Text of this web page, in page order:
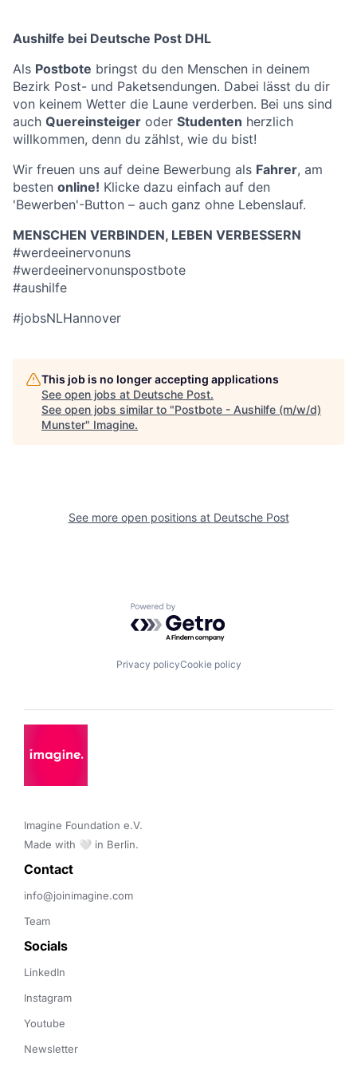
Aushilfe bei Deutsche Post DHL
Als Postbote bringst du den Menschen in deinem
Bezirk Post- und Paketsendungen. Dabei lässt du dir
von keinem Wetter die Laune verderben. Bei uns sind
auch Quereinsteiger oder Studenten herzlich
willkommen, denn du zählst, wie du bist!
Wir freuen uns auf deine Bewerbung als Fahrer, am
besten online! Klicke dazu einfach auf den
'Bewerben'-Button – auch ganz ohne Lebenslauf.
MENSCHEN VERBINDEN, LEBEN VERBESSERN
#werdeeinervonuns
#werdeeinervonunspostbote
#aushilfe
#jobsNLHannover
This job is no longer accepting applications
See open jobs at Deutsche Post.
See open jobs similar to "Postbote - Aushilfe (m/w/d)
Munster" Imagine.
See more open positions at Deutsche Post
Powered by Getro.com
Privacy policyCookie policy
Imagine Foundation e.V.
Made with 🤍 in Berlin.
Contact
info@joinimagine.com
Team
Socials
LinkedIn
Instagram
Youtube
Newsletter